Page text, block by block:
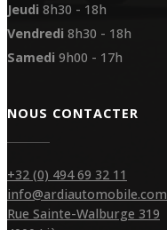
Jeudi 8h30 - 18h
Vendredi 8h30 - 18h
Samedi 9h00 - 17h
NOUS CONTACTER
+32 (0) 494 69 32 11
info@ardiautomobile.com
Rue Sainte-Walburge 319